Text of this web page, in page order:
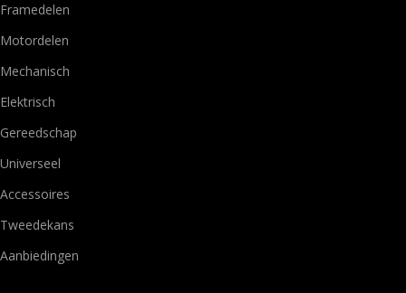
Framedelen
Motordelen
Mechanisch
Elektrisch
Gereedschap
Universeel
Accessoires
Tweedekans
Aanbiedingen